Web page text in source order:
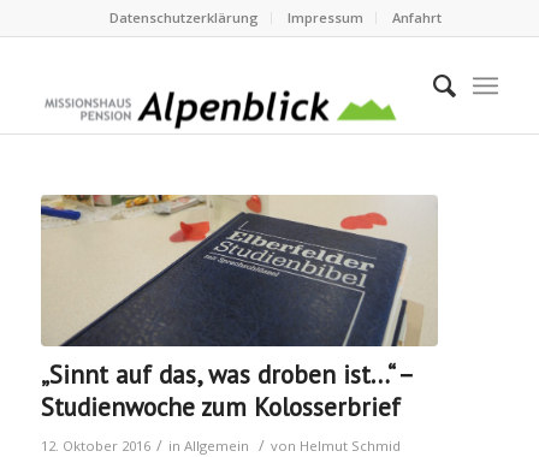
Datenschutzerklärung Impressum Anfahrt
„Sinnt auf das, was droben ist…“ –
Studienwoche zum Kolosserbrief
12. Oktober 2016 / in Allgemein / von Helmut Schmid